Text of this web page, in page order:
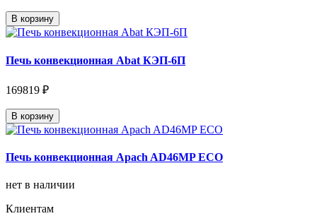
В корзину
Печь конвекционная Abat КЭП-6П
169819 ₽
В корзину
Печь конвекционная Apach AD46MP ECO
нет в наличии
Клиентам